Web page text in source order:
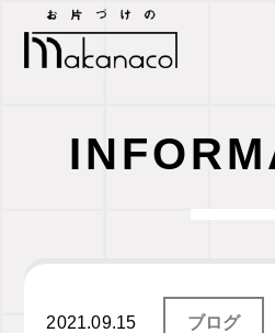
2021.09.15 ブログ